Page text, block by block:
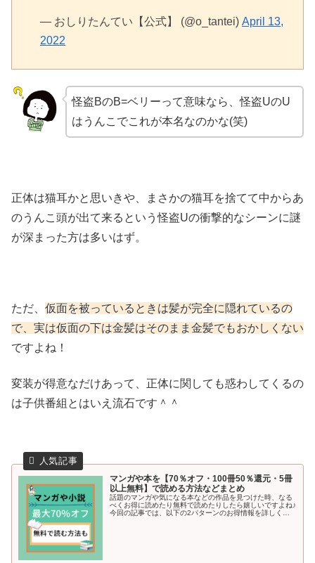
— おしりたんてい【公式】 (@o_tantei) April 13,
2022
怪盗BのB=ベリーって意味なら、怪盗UのU
はうんこでこれが本名なのかな(笑)
正体は猫耳かと思いきや、まさかの猫耳を捨てて中からあ
のうんこ頭が出て来るという怪盗Uの衝撃的なシーンに謎
が深まった方は多いはず。
ただ、 仮面を被っているときは髪が完全に隠れているの
で、実は仮面の下は金髪はそのまま金髪でもおかしくない
ですよね！
変装が得意なだけあって、正体に関しても惑わしてくるの
は子供番組とはいえ流石です＾＾
マンガや本を【70％オフ・100冊50％還元・5冊
以上無料】で読める方法などまとめ
話題のマンガや気になる本などの作品を見つけた時、なる
べくお得に読めたり無料で読めたりしたら嬉しいですよね♪
今回の記事では、以下の2パターンのお得情報を詳しくご